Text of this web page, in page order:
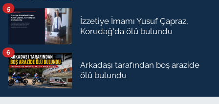
İzzetiye İmamı Yusuf Çapraz,
Korudağ'da ölü bulundu
5
Arkadaşı tarafından boş arazide
ölü bulundu
6